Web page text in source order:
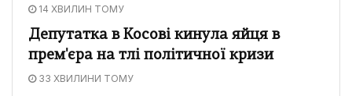
14 ХВИЛИН ТОМУ
Депутатка в Косові кинула яйця в
прем'єра на тлі політичної кризи
33 ХВИЛИНИ ТОМУ